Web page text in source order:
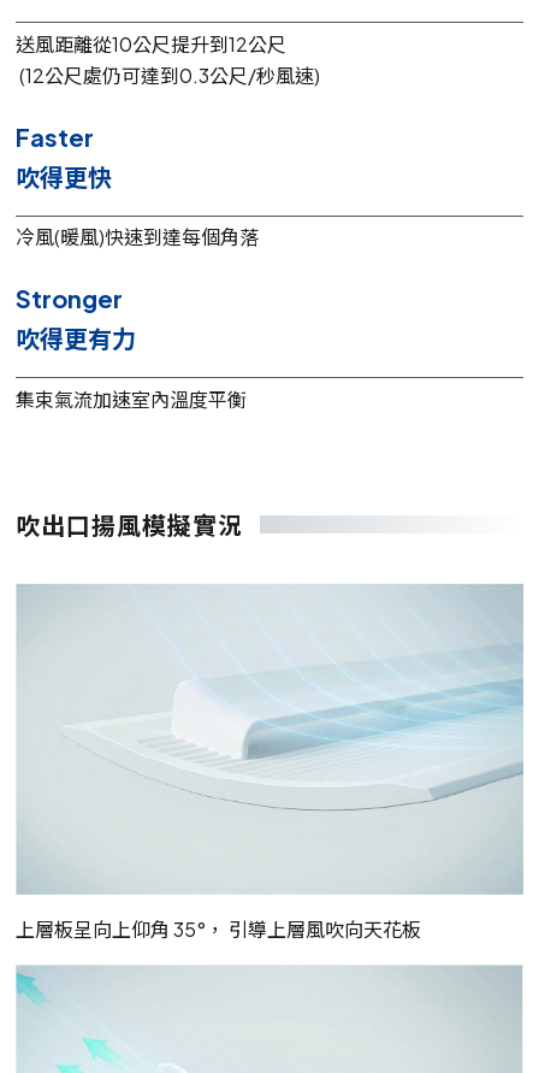
送風距離從10公尺提升到12公尺
(12公尺處仍可達到0.3公尺/秒風速)
Faster
吹得更快
冷風(暖風)快速到達每個角落
Stronger
吹得更有力
集束氣流加速室內溫度平衡
吹出口揚風模擬實況
上層板呈向上仰角 35°， 引導上層風吹向天花板